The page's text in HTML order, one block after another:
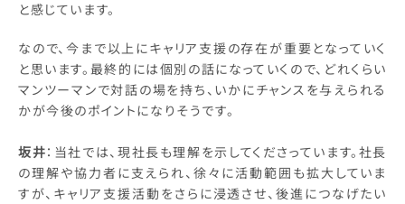
と感じています。
なので、今まで以上にキャリア支援の存在が重要となっていく
と思います。最終的には個別の話になっていくので、どれくらい
マンツーマンで対話の場を持ち、いかにチャンスを与えられる
かが今後のポイントになりそうです。
坂井：当社では、現社長も理解を示してくださっています。社長
の理解や協力者に支えられ、徐々に活動範囲も拡大していま
すが、キャリア支援活動をさらに浸透させ、後進につなげたい